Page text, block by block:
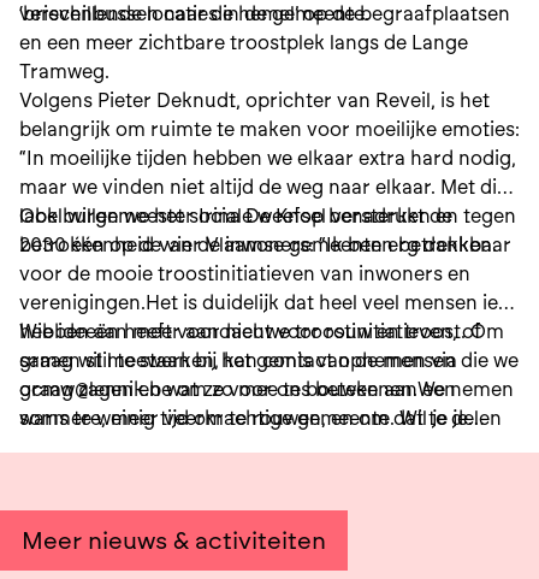
verschillende locaties in de gemeente.
‘brievenbussen naar de hemel’ op de begraafplaatsen
en een meer zichtbare troostplek langs de Lange
Tramweg.
Volgens Pieter Deknudt, oprichter van Reveil, is het
belangrijk om ruimte te maken voor moeilijke emoties:
“In moeilijke tijden hebben we elkaar extra hard nodig,
maar we vinden niet altijd de weg naar elkaar. Met dit
label willen we het sociale weefsel versterken en tegen
2030 één op de vier Vlaamse gemeenten betrekken.
Ook burgemeester Irina De Knop benadrukt de
betrokkenheid van de inwoners: “Ik ben erg dankbaar
voor de mooie troostinitiatieven van inwoners en
verenigingen.Het is duidelijk dat heel veel mensen iets
hebben aan meer aandacht voor rouw en troost. Om
samen stil te staan bij het gemis van de mensen die we
graag zagen en wat ze voor ons betekenen.We nemen
soms te weinig tijd om te rouwen, en om dat te delen
met anderen. Dat zorgt ervoor dat de weerbots vaak
Wie ideeën heeft voor nieuwe troostinitiatieven, of
graag wil meewerken, kan contact opnemen via
ocmw@lennik.be om zo mee te bouwen aan een
warmere, meer veerkrachtige gemeente. Wil je je
graag engageren om verder mee te denken over
dan via www.lennikaanzet.be/troostgemeente
Meer nieuws & activiteiten